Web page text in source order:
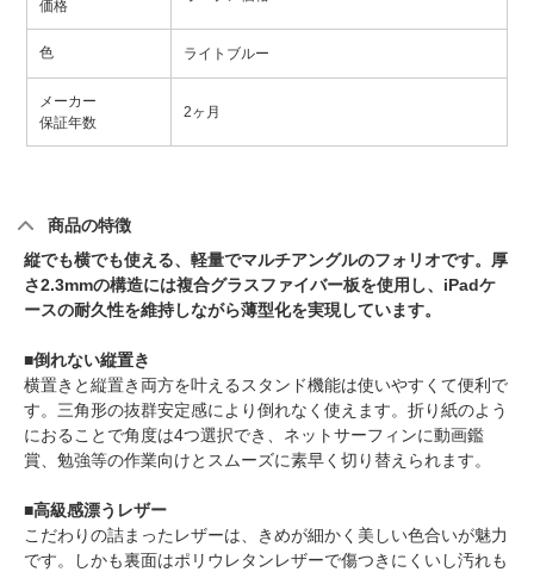
価格
色 ライトブルー
メーカー
保証年数
2ヶ月
商品の特徴
縦でも横でも使える、軽量でマルチアングルのフォリオです。厚
さ2.3mmの構造には複合グラスファイバー板を使用し、iPadケ
ースの耐久性を維持しながら薄型化を実現しています。
■倒れない縦置き
横置きと縦置き両方を叶えるスタンド機能は使いやすくて便利で
す。三角形の抜群安定感により倒れなく使えます。折り紙のよう
におることで角度は4つ選択でき、ネットサーフィンに動画鑑
賞、勉強等の作業向けとスムーズに素早く切り替えられます。
■高級感漂うレザー
こだわりの詰まったレザーは、きめが細かく美しい色合いが魅力
です。しかも裏面はポリウレタンレザーで傷つきにくいし汚れも